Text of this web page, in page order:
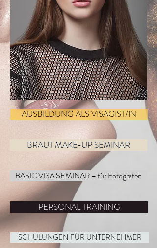
AUSBILDUNG ALS VISAGIST/IN
BRAUT MAKE-UP SEMINAR
BASIC VISA SEMINAR – für Fotografen
PERSONAL TRAINING
SCHULUNGEN FÜR UNTERNEHMER